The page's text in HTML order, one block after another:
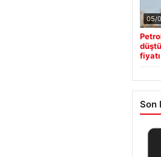
05/
Son